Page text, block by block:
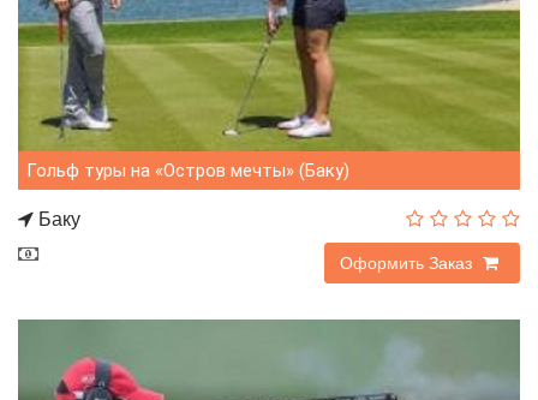
Гольф туры на «Остров мечты» (Баку)
Баку
Оформить Заказ